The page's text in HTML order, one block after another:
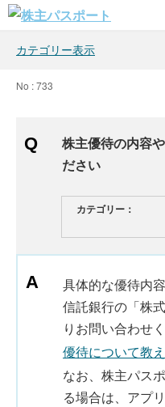
カテゴリー表示
No : 733
株主優待の内容
ださい
カテゴリー：
具体的な優待内
信託銀行の「株
りお問い合わせく
優待について教
なお、株主パス
る場合は、アプ